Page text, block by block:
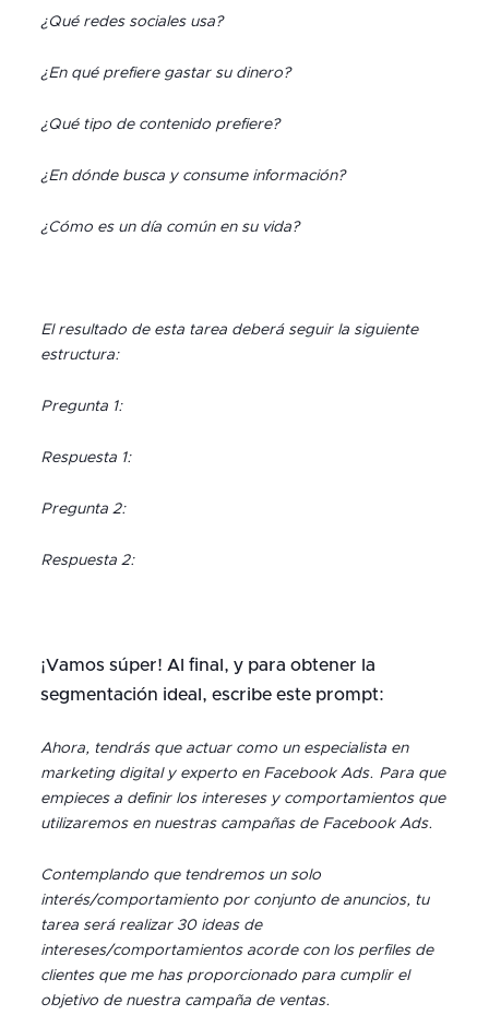
¿Qué redes sociales usa?
¿En qué prefiere gastar su dinero?
¿Qué tipo de contenido prefiere?
¿En dónde busca y consume información?
¿Cómo es un día común en su vida?
El resultado de esta tarea deberá seguir la siguiente
estructura:
Pregunta 1:
Respuesta 1:
Pregunta 2:
Respuesta 2:
¡Vamos súper! Al final, y para obtener la
segmentación ideal, escribe este prompt:
Ahora, tendrás que actuar como un especialista en
marketing digital y experto en Facebook Ads. Para que
empieces a definir los intereses y comportamientos que
utilizaremos en nuestras campañas de Facebook Ads.
Contemplando que tendremos un solo
interés/comportamiento por conjunto de anuncios, tu
tarea será realizar 30 ideas de
intereses/comportamientos acorde con los perfiles de
clientes que me has proporcionado para cumplir el
objetivo de nuestra campaña de ventas.